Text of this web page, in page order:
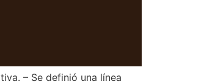
– Se definió una línea